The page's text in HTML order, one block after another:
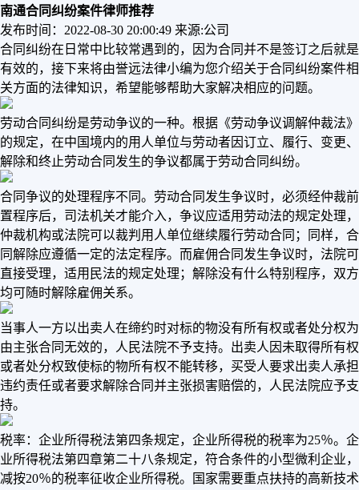
南通合同纠纷案件律师推荐
发布时间：2022-08-30 20:00:49 来源:公司
合同纠纷在日常中比较常遇到的，因为合同并不是签订之后就是
有效的，接下来将由誉远法律小编为您介绍关于合同纠纷案件相
关方面的法律知识，希望能够帮助大家解决相应的问题。
劳动合同纠纷是劳动争议的一种。根据《劳动争议调解仲裁法》
的规定，在中国境内的用人单位与劳动者因订立、履行、变更、
解除和终止劳动合同发生的争议都属于劳动合同纠纷。
合同争议的处理程序不同。劳动合同发生争议时，必须经仲裁前
置程序后，司法机关才能介入，争议应适用劳动法的规定处理，
仲裁机构或法院可以裁判用人单位继续履行劳动合同；同样，合
同解除应遵循一定的法定程序。而雇佣合同发生争议时，法院可
直接受理，适用民法的规定处理；解除没有什么特别程序，双方
均可随时解除雇佣关系。
当事人一方以出卖人在缔约时对标的物没有所有权或者处分权为
由主张合同无效的，人民法院不予支持。出卖人因未取得所有权
或者处分权致使标的物所有权不能转移，买受人要求出卖人承担
违约责任或者要求解除合同并主张损害赔偿的，人民法院应予支
持。
税率：企业所得税法第四条规定，企业所得税的税率为25％。企
业所得税法第四章第二十八条规定，符合条件的小型微利企业，
减按20％的税率征收企业所得税。国家需要重点扶持的高新技术